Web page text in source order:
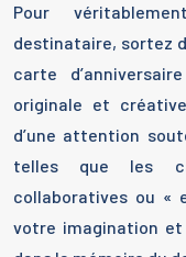
Pour
destinataire, sortez
carte
originale et
d’une attention
telles que les
collaboratives ou «
votre imagination